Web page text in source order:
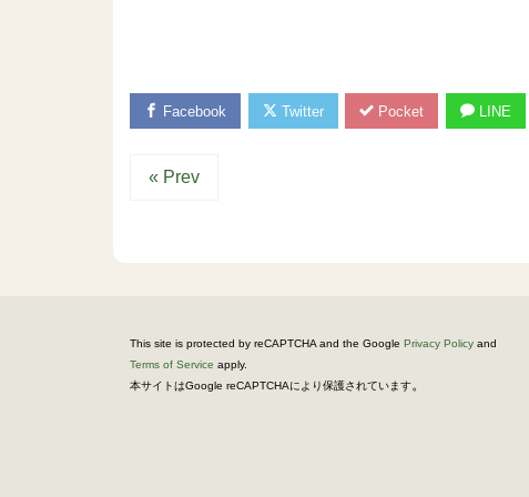
Facebook Twitter Pocket LINE
« Prev
This site is protected by reCAPTCHA and the Google Privacy Policy and
Terms of Service apply.
本サイトはGoogle reCAPTCHAにより保護されています。